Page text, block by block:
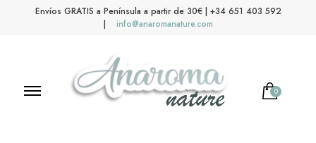
Envíos GRATIS a Península a partir de 30€ | +34 651 403 592
|
info@anaromanature.com
0